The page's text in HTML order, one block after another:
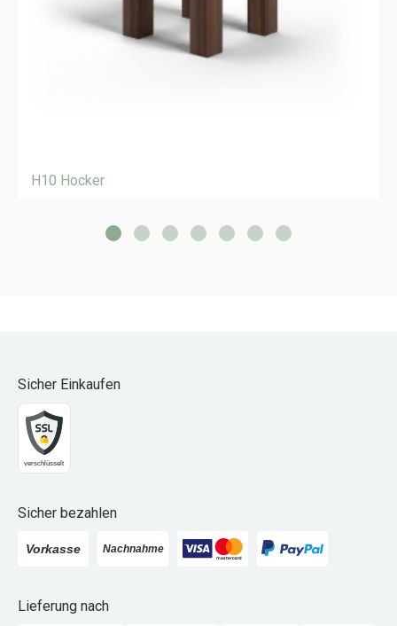
H10 Hocker
Sicher Einkaufen
Sicher bezahlen
Lieferung nach